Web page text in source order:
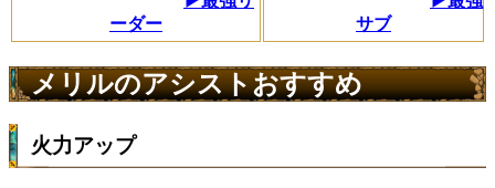
ーダー
サブ
メリルのアシストおすすめ
火力アップ